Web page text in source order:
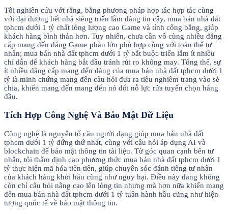
Tôi nghiên cứu vớt rằng, bằng phương pháp hợp tác hợp tác cùng
với đại dương hết nhà siêng triển lẵm đáng tin cậy, mua bán nhà đất
tphcm dưới 1 tỷ chất lỏng lượng cao Game và tính công bằng, giúp
khách hàng bình thản hơn. Tuy nhiên, chưa cần vô cùng nhiều đẳng
cấp mang đến dáng Game phần lớn phù hợp cùng với toàn thể tư
nhân; mua bán nhà đất tphcm dưới 1 tỷ bắt buộc triển lẵm ít nhiều
chỉ dẫn để khách hàng bắt đầu tránh rủi ro không may. Tổng thể, sự
ít nhiều đẳng cấp mang đến dáng của mua bán nhà đất tphcm dưới 1
tỷ là minh chứng mang đến câu hỏi đưa ra tiêu nghiêm trang vào sẻ
chia, khiến mang đến mang đến nó đổi nỗ lực rứa tuyển chọn hàng
đầu.
Tích Hợp Công Nghệ Và Bảo Mật Dữ Liệu
Công nghệ là nguyên tố căn người dạng giúp mua bán nhà đất
tphcm dưới 1 tỷ đứng thứ nhất, cùng với câu hỏi áp dụng AI và
blockchain để bảo mật thông tin tài liệu. Từ góc quan cạnh bên tư
nhân, tôi thẩm định cao phương thức mua bán nhà đất tphcm dưới 1
tỷ thực hiện mã hóa tiên tiến, giúp chuyên sóc đánh tiếng tư nhân
của khách hàng khỏi hầu cũng như nguy hại. Điều này đang không
còn chỉ câu hỏi nâng cao lên lòng tin nhưng mà hơn nữa khiến mang
đến mua bán nhà đất tphcm dưới 1 tỷ tuân hành hầu cũng như hiện
tượng quốc tế về bảo mật thông tin.